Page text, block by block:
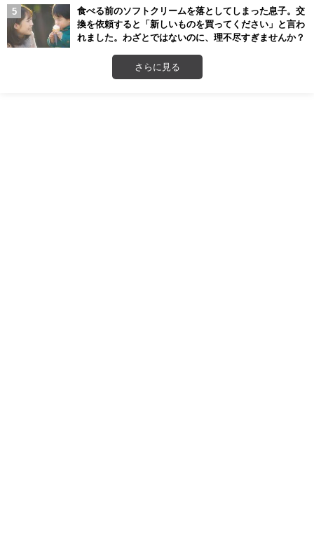
食べる前のソフトクリームを落としてしまった息子。交
換を依頼すると「新しいものを買ってください」と言わ
れました。わざとではないのに、理不尽すぎませんか？
さらに見る